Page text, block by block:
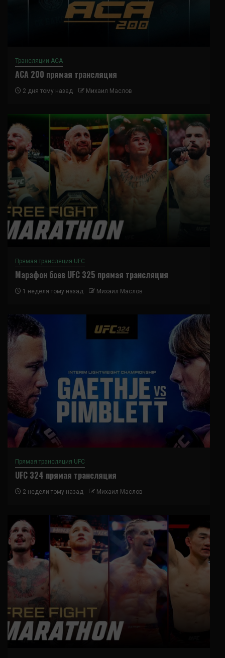
Трансляции ACA
ACA 200 прямая трансляция
2 дня тому назад Михаил Маслов
Прямая трансляция UFC
Марафон боев UFC 325 прямая трансляция
1 неделя тому назад Михаил Маслов
Прямая трансляция UFC
UFC 324 прямая трансляция
2 недели тому назад Михаил Маслов